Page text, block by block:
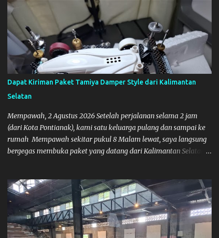
Dapat Kiriman Paket Tamiya Damper Style dari Kalimantan
Selatan
Mempawah, 2 Agustus 2026 Setelah perjalanan selama 2 jam
(dari Kota Pontianak), kami satu keluarga pulang dan sampai ke
rumah Mempawah sekitar pukul 8 Malam lewat, saya langsung
bergegas membuka paket yang datang dari Kalimantan Selatan.